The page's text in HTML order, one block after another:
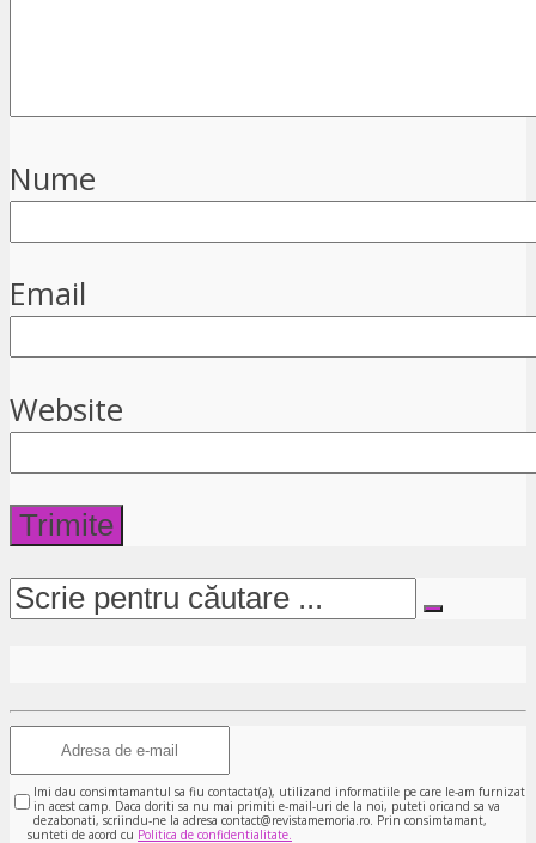
Nume
Email
Website
Imi dau consimtamantul sa fiu contactat(a), utilizand informatiile pe care le-am furnizat
in acest camp. Daca doriti sa nu mai primiti e-mail-uri de la noi, puteti oricand sa va
dezabonati, scriindu-ne la adresa contact@revistamemoria.ro. Prin consimtamant,
sunteti de acord cu Politica de confidentialitate.